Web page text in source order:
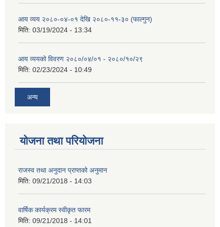
आय व्यय २०८०-०४-०१ देखि २०८०-११-३० (फाल्गुन)
मिति: 03/19/2024 - 13:34
आय व्ययको विवरण २०८०/०४/०१ - २०८०/१०/२९
मिति: 02/23/2024 - 10:49
अन्य
योजना तथा परियोजना
राजस्व तथा अनुदान प्राप्तको अनुमान
मिति: 09/21/2018 - 14:03
वार्षिक कार्यक्रम स्वीकृत फारम
मिति: 09/21/2018 - 14:01